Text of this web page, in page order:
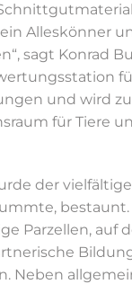
Alleskönner
sagt Konrad
und wird
für Tiere
der
Parzellen, auf
Neben